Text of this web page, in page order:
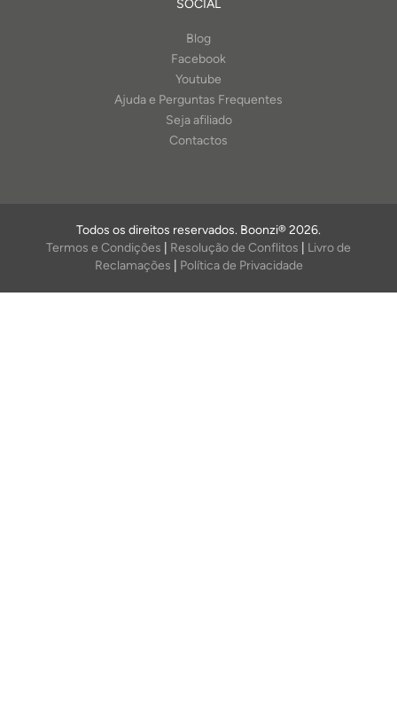
SOCIAL
Blog
Facebook
Youtube
Ajuda e Perguntas Frequentes
Seja afiliado
Contactos
Todos os direitos reservados. Boonzi® 2026.
Termos e Condições
Resolução de Conflitos
Livro de
Reclamações
Política de Privacidade